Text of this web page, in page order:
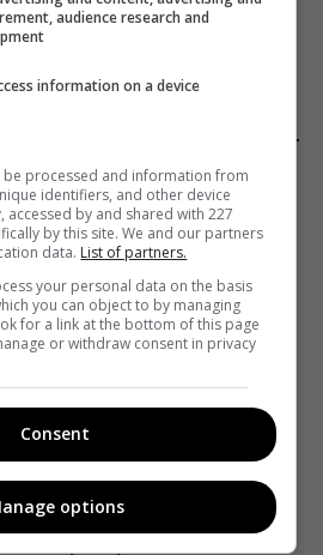
СВІТУ
на автомобілі:
у салоні, що
а не перемогти":
про надання ракет
яке варто змінити всім
audience research and
information on a device
processed and information from
identifiers, and other device
accessed by and shared with 227
by this site. We and our partners
data. List of partners.
your personal data on the basis
you can object to by managing
for a link at the bottom of this page
or withdraw consent in privacy
Consent
options